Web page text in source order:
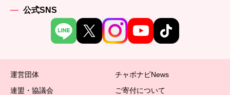
公式SNS
運営団体
チャボナビNews
連盟・協議会
ご寄付について